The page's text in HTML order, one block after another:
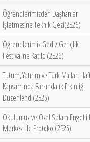
Öğrencilerimizden Daşhanlar
İşletmesine Teknik Gezi(2526)
Öğrencilerimiz Gediz Gençlik
Festivaline Katıldı(2526)
Tutum, Yatırım ve Türk Malları
Kapsamında Farkındalık Etkinliği
Düzenlendi(2526)
Okulumuz ve Özel Selam Engelli
Merkezi İle Protokol(2526)